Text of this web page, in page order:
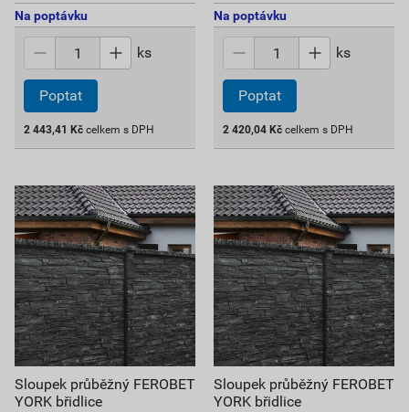
Na poptávku
ks
Poptat
2 443,41 Kč celkem s DPH
Na poptávku
ks
Poptat
2 420,04 Kč celkem s DPH
Sloupek průběžný FEROBET
YORK břidlice
Sloupek průběžný FEROBET
YORK břidlice